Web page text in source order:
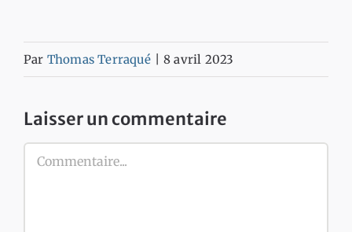
Par Thomas Terraqué 8 avril 2023
Laisser un commentaire
Commentaire